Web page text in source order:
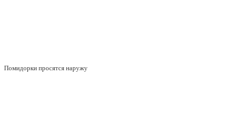
Помидорки просятся наружу